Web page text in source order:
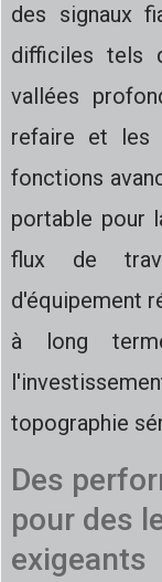
des signaux
difficiles tels
vallées
refaire et les
fonctions
portable pour
flux de
d'équipement
à long
topographie
Des
pour des
exigeants